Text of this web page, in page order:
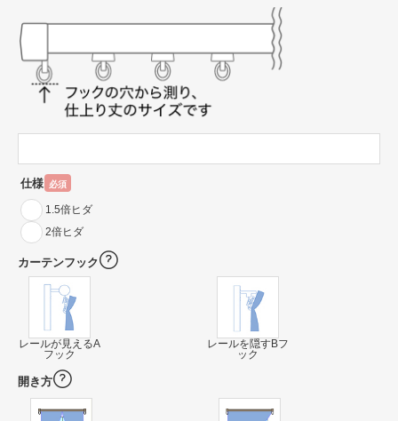
仕様 必須
1.5倍ヒダ
2倍ヒダ
カーテンフック
レールが見えるA
フック
レールを隠すBフ
ック
開き方